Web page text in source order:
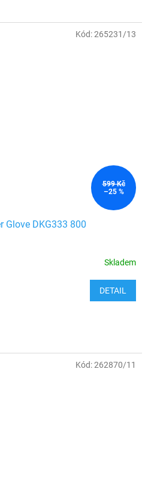
599 Kč
–25 %
Glove DKG333 800
Skladem
DETAIL
Kód:265231/13
Kód:262870/11